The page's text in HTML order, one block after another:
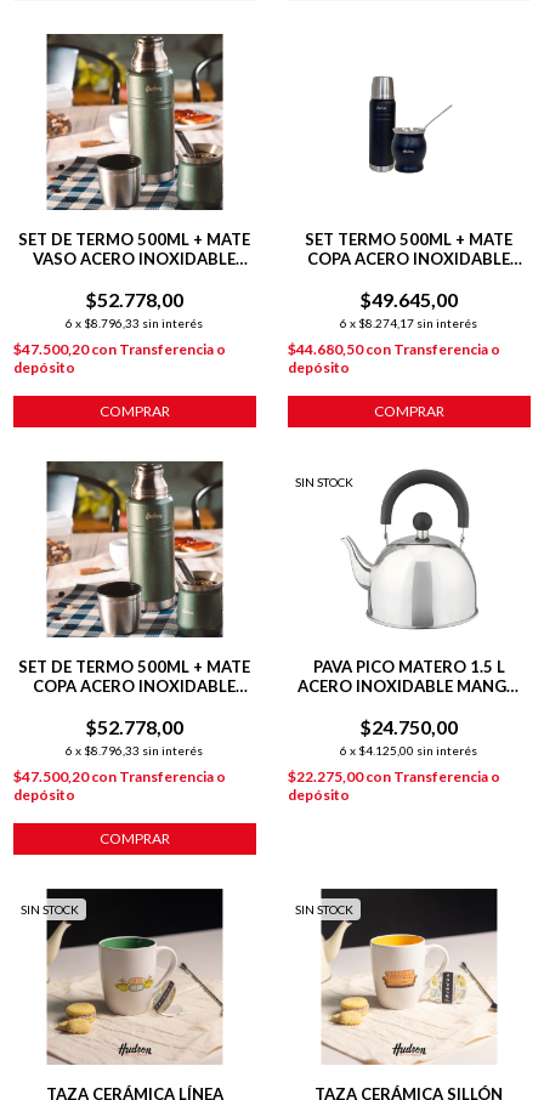
SET DE TERMO 500ML + MATE
VASO ACERO INOXIDABLE
$52.778,00
6 x $8.796,33 sin interés
$47.500,20con Transferencia o
depósito
SET TERMO 500ML + MATE
COPA ACERO INOXIDABLE
$49.645,00
6 x $8.274,17 sin interés
$44.680,50con Transferencia o
depósito
SET DE TERMO 500ML + MATE
COPA ACERO INOXIDABLE
$52.778,00
6 x $8.796,33 sin interés
$47.500,20con Transferencia o
depósito
SIN STOCK
PAVA PICO MATERO 1.5 L
ACERO INOXIDABLE MANGO
$24.750,00
6 x $4.125,00 sin interés
$22.275,00con Transferencia o
depósito
SIN STOCK
TAZA CERÁMICA LÍNEA
SIN STOCK
TAZA CERÁMICA SILLÓN